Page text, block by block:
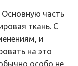
часть
ткань. С
и
на это
особо не